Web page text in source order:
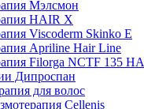
Мэлсмон
HAIR X
Viscoderm Skinko E
Apriline Hair Line
Filorga NCTF 135 HA
Дипроспан
для волос
Cellenis